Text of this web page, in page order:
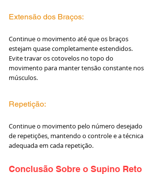
Extensão dos Braços:
Continue o movimento até que os braços
estejam quase completamente estendidos.
Evite travar os cotovelos no topo do
movimento para manter tensão constante nos
músculos.
Repetição:
Continue o movimento pelo número desejado
de repetições, mantendo o controle e a técnica
adequada em cada repetição.
Conclusão Sobre o Supino Reto